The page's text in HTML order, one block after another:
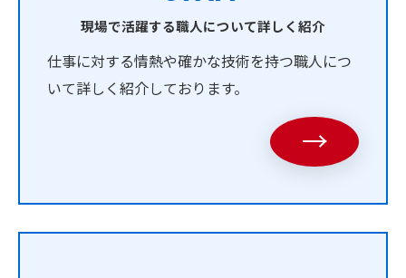
現場で活躍する職人について詳しく紹介
仕事に対する情熱や確かな技術を持つ職人につ
いて詳しく紹介しております。
→